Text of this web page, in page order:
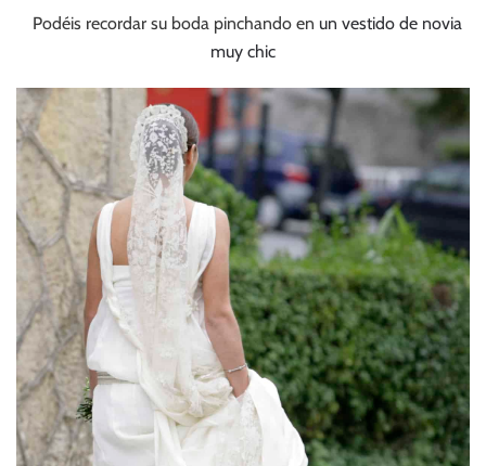
Podéis recordar su boda pinchando en un vestido de novia
muy chic